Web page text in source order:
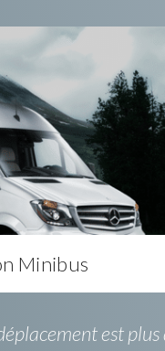
Minibus
est